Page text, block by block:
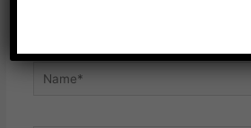
Name*